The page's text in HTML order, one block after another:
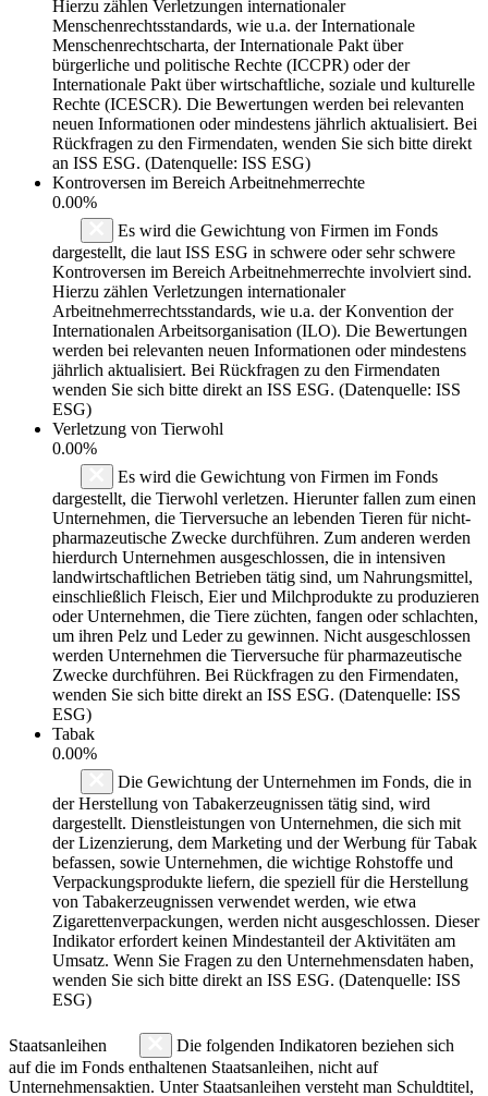
Hierzu zählen Verletzungen internationaler
Menschenrechtsstandards, wie u.a. der Internationale
Menschenrechtscharta, der Internationale Pakt über
bürgerliche und politische Rechte (ICCPR) oder der
Internationale Pakt über wirtschaftliche, soziale und kulturelle
Rechte (ICESCR). Die Bewertungen werden bei relevanten
neuen Informationen oder mindestens jährlich aktualisiert. Bei
Rückfragen zu den Firmendaten, wenden Sie sich bitte direkt
an ISS ESG. (Datenquelle: ISS ESG)
Kontroversen im Bereich Arbeitnehmerrechte
0.00%
Es wird die Gewichtung von Firmen im Fonds
dargestellt, die laut ISS ESG in schwere oder sehr schwere
Kontroversen im Bereich Arbeitnehmerrechte involviert sind.
Hierzu zählen Verletzungen internationaler
Arbeitnehmerrechtsstandards, wie u.a. der Konvention der
Internationalen Arbeitsorganisation (ILO). Die Bewertungen
werden bei relevanten neuen Informationen oder mindestens
jährlich aktualisiert. Bei Rückfragen zu den Firmendaten
wenden Sie sich bitte direkt an ISS ESG. (Datenquelle: ISS
ESG)
Verletzung von Tierwohl
0.00%
Es wird die Gewichtung von Firmen im Fonds
dargestellt, die Tierwohl verletzen. Hierunter fallen zum einen
Unternehmen, die Tierversuche an lebenden Tieren für nicht-
pharmazeutische Zwecke durchführen. Zum anderen werden
hierdurch Unternehmen ausgeschlossen, die in intensiven
landwirtschaftlichen Betrieben tätig sind, um Nahrungsmittel,
einschließlich Fleisch, Eier und Milchprodukte zu produzieren
oder Unternehmen, die Tiere züchten, fangen oder schlachten,
um ihren Pelz und Leder zu gewinnen. Nicht ausgeschlossen
werden Unternehmen die Tierversuche für pharmazeutische
Zwecke durchführen. Bei Rückfragen zu den Firmendaten,
wenden Sie sich bitte direkt an ISS ESG. (Datenquelle: ISS
ESG)
Tabak
0.00%
Die Gewichtung der Unternehmen im Fonds, die in
der Herstellung von Tabakerzeugnissen tätig sind, wird
dargestellt. Dienstleistungen von Unternehmen, die sich mit
der Lizenzierung, dem Marketing und der Werbung für Tabak
befassen, sowie Unternehmen, die wichtige Rohstoffe und
Verpackungsprodukte liefern, die speziell für die Herstellung
von Tabakerzeugnissen verwendet werden, wie etwa
Zigarettenverpackungen, werden nicht ausgeschlossen. Dieser
Indikator erfordert keinen Mindestanteil der Aktivitäten am
Umsatz. Wenn Sie Fragen zu den Unternehmensdaten haben,
wenden Sie sich bitte direkt an ISS ESG. (Datenquelle: ISS
ESG)
Staatsanleihen
Die folgenden Indikatoren beziehen sich
auf die im Fonds enthaltenen Staatsanleihen, nicht auf
Unternehmensaktien. Unter Staatsanleihen versteht man Schuldtitel,